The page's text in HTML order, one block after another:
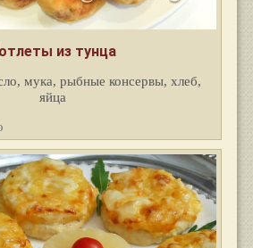
Котлеты из тунца
мука, рыбные консервы, хлеб,
яйца